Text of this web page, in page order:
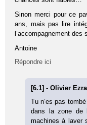
Sinon merci pour ce
ans, mais pas lire
l’accompagnement
Antoine
Répondre ici
[6.1] - Olivier
Tu n’es pas
dans la zone de
machines à laver